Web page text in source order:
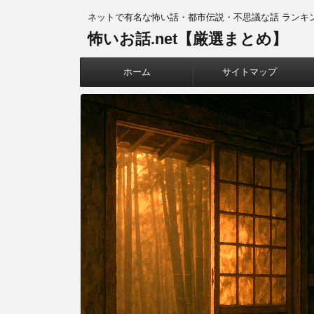
ネットで有名な怖い話・都市伝説・不思議な話 ランキ
怖いお話.net【厳選まとめ】
ホーム サイトマップ